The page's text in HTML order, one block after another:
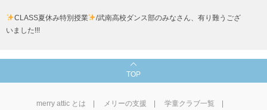
CLASS夏休み特別授業
/武南高校ダンス部のみなさん、有り難うござ
いました!!!
TOP
merry attic とは メリーの支援 学童クラブ一覧